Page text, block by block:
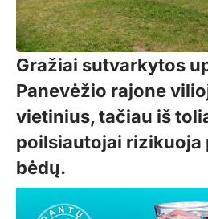
Gražiai sutvarkytos
Panevėžio rajone
vietinius, tačiau iš
poilsiautojai rizikuoja
bėdų.